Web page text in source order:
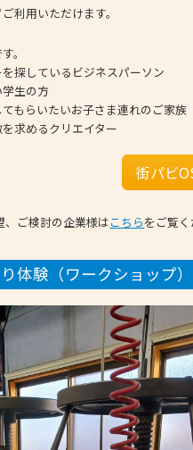
利用いただけます。
。
探しているビジネスパーソン
学生の方
もらいたいお子さま連れのご家族
求めるクリエイター
街パビ
、ご検討の企業様はこちらをご覧く
体験（ワークショップ